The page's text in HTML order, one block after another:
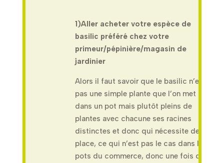
1)Aller acheter votre espèce de
basilic préféré chez votre
primeur/pépinière/magasin de
jardinier
Alors il faut savoir que le basilic n’est
pas une simple plante que l’on met
dans un pot mais plutôt pleins de
plantes avec chacune ses racines
distinctes et donc qui nécessite de la
place, ce qui n’est pas le cas dans les
pots du commerce, donc une fois que